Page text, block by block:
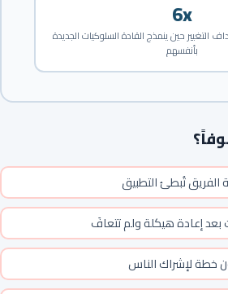
6x
التغيير حين ينمذج القادة السلوكيات الجديدة
بأنفسهم
الفريق تُبطئ التطبيق
إعادة هيكلة ولم تتعافَ
خطة لإشراك الناس